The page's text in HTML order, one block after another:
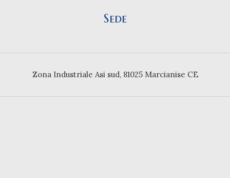
Sede
Zona Industriale Asi sud, 81025 Marcianise CE